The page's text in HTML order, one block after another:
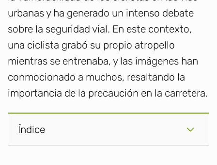
urbanas y ha generado un intenso debate
sobre la seguridad vial. En este contexto,
una ciclista grabó su propio atropello
mientras se entrenaba, y las imágenes han
conmocionado a muchos, resaltando la
importancia de la precaución en la carretera.
Índice